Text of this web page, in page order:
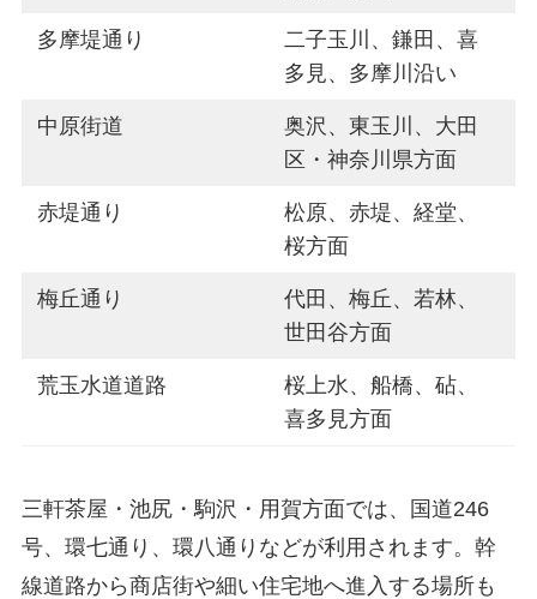
多摩堤通り
二子玉川、鎌田、喜
多見、多摩川沿い
中原街道
奥沢、東玉川、大田
区・神奈川県方面
赤堤通り
松原、赤堤、経堂、
桜方面
梅丘通り
代田、梅丘、若林、
世田谷方面
荒玉水道道路
桜上水、船橋、砧、
喜多見方面
三軒茶屋・池尻・駒沢・用賀方面では、国道246
号、環七通り、環八通りなどが利用されます。幹
線道路から商店街や細い住宅地へ進入する場所も